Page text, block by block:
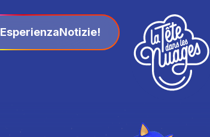
EsperienzaNotizie!